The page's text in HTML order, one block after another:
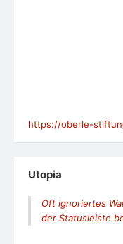
https://oberle-
Utopia
Oft ignoriertes
der Statusleiste